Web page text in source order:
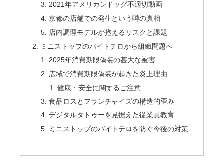
2021年アメリカンドッグ不適切動画
京都の店舗での発生という噂の真相
店内調理モデルが抱えるリスクと課題
ミニストップのバイトテロから組織問題へ
2025年消費期限偽装の甚大な被害
広域で消費期限偽装が起きた炎上理由
健康・安全に関するご注意
食品ロスとフランチャイズの構造的歪み
デジタルタトゥーを見据えた従業員教育
ミニストップのバイトテロを防ぐ今後の対策